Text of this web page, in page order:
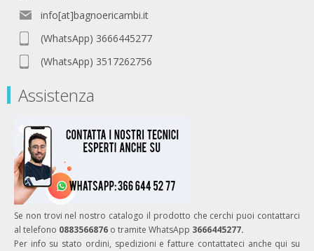
info[at]bagnoericambi.it
(WhatsApp) 3666445277
(WhatsApp) 3517262756
Assistenza
Se non trovi nel nostro catalogo il prodotto che cerchi puoi contattarci
al telefono 0883566876 o tramite WhatsApp 3666445277.
Per info su stato ordini, spedizioni e fatture contattateci anche qui su